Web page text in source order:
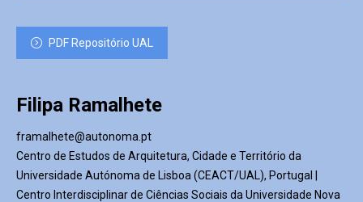
PDF Repositório UAL
Filipa Ramalhete
framalhete@autonoma.pt
Centro de Estudos de Arquitetura, Cidade e Território da
Universidade Autónoma de Lisboa (CEACT/UAL), Portugal |
Centro Interdisciplinar de Ciências Sociais da Universidade Nova